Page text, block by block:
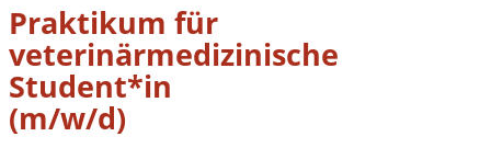
Praktikum für
veterinärmedizinische
Student*in
(m/w/d)